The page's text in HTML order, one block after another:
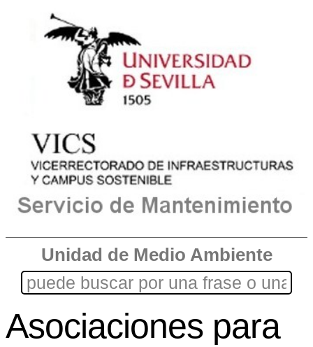
Unidad de Medio Ambiente
Asociaciones para